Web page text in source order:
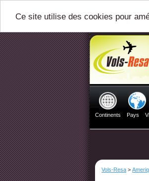
Ce site utilise des cookies pour
Continents Pays
Vols-Resa >